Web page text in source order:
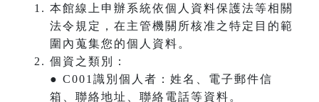
本館線上申辦系統依個人資料保護法等相關
法令規定，在主管機關所核准之特定目的範
圍內蒐集您的個人資料。
個資之類別：
● C001識別個人者：姓名、電子郵件信
箱、聯絡地址、聯絡電話等資料。